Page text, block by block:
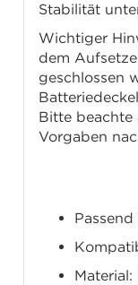
Stabilität
Wichtiger
dem
geschlossen
Bitte beachte
Vorgaben